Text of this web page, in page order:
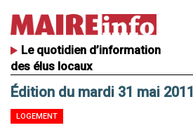
Le quotidien d’information
des élus locaux
Édition du mardi 31 mai 2011
LOGEMENT